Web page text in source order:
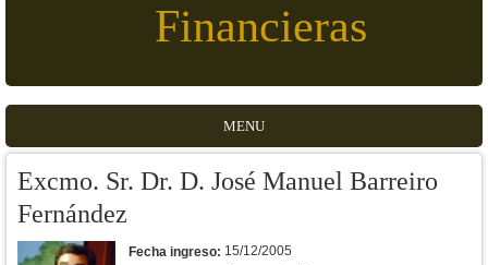
Financieras
MENU
Excmo. Sr. Dr. D. José Manuel Barreiro
Fernández
Fecha ingreso: 15/12/2005